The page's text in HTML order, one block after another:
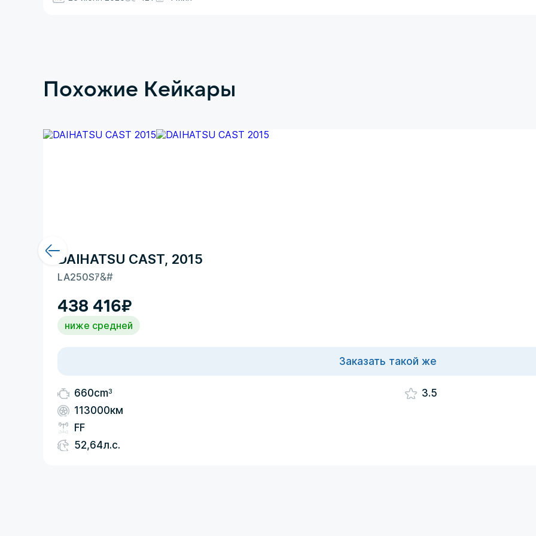
Похожие Кейкары
660cm3
113000км
FF
52,64л.с.
3.5
DAIHATSU CAST, 2015
LA250Sｱ&#
438 416₽
ниже средней
Заказать такой же